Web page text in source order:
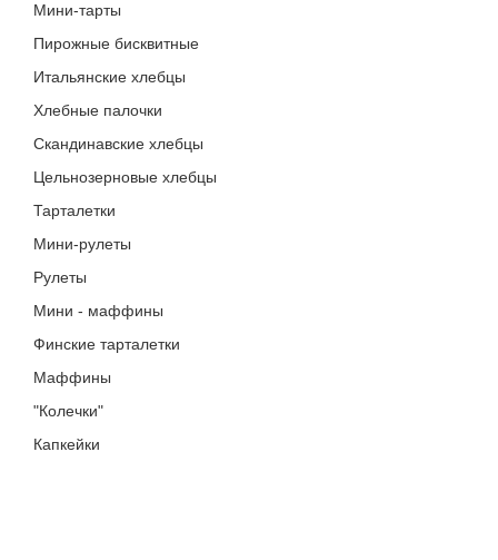
Мини-тарты
Пирожные бисквитные
Итальянские хлебцы
Хлебные палочки
Скандинавские хлебцы
Цельнозерновые хлебцы
Тарталетки
Мини-рулеты
Рулеты
Мини - маффины
Финские тарталетки
Маффины
"Колечки"
Капкейки